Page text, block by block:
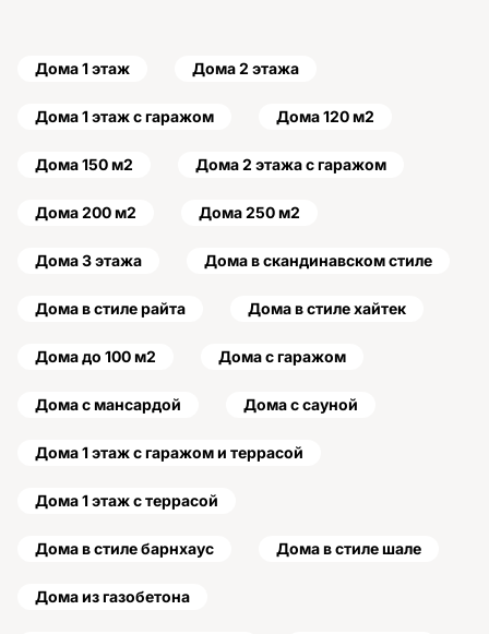
Дома 1 этаж Дома 2 этажа
Дома 1 этаж с гаражом Дома 120 м2
Дома 150 м2 Дома 2 этажа с гаражом
Дома 200 м2 Дома 250 м2
Дома 3 этажа Дома в скандинавском стиле
Дома в стиле райта Дома в стиле хайтек
Дома до 100 м2 Дома с гаражом
Дома с мансардой Дома с сауной
Дома 1 этаж с гаражом и террасой
Дома 1 этаж с террасой
Дома в стиле барнхаус Дома в стиле шале
Дома из газобетона